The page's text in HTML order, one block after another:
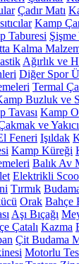
Çadır Matı
Kamp
Taburesi Şişme
Kalma
Ağırlık ve
Diğer Spor
Termal
Buzluk ve
Tavası Kamp
ve
Feneri Işıldak
Kamp Küreği
Balık Av
Elektrikli
Tırmık
Orak Bahçe
Aşı Bıçağı
Çatalı Kazma
Çit Budama
Motorlu